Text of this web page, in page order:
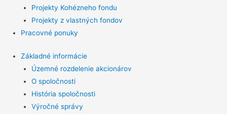
Projekty Kohézneho fondu
Projekty z vlastných fondov
Pracovné ponuky
Základné informácie
Územné rozdelenie akcionárov
O spoločnosti
História spoločnosti
Výročné správy